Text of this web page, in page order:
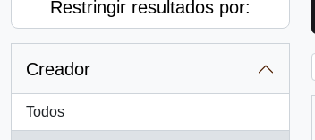
Restringir resultados por:
Creador
Todos